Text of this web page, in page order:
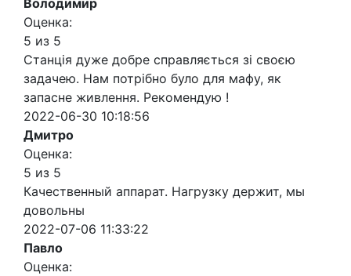
Оценка:
5 из 5
Станція дуже добре справляється зі своєю
задачею. Нам потрібно було для мафу, як
запасне живлення. Рекомендую !
2022-06-30 10:18:56
Дмитро
Оценка:
5 из 5
Качественный аппарат. Нагрузку держит, мы
довольны
2022-07-06 11:33:22
Павло
Оценка: